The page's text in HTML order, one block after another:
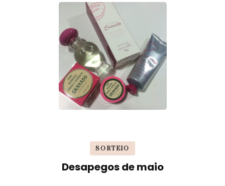
SORTEIO
Desapegos de maio